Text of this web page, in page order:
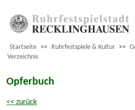
Startseite >> Ruhrfestspiele & Kultur >>
Verzeichnis
Opferbuch
<< zurück